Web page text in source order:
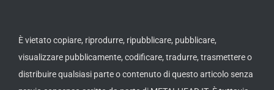
È vietato copiare, riprodurre, ripubblicare, pubblicare,
visualizzare pubblicamente, codificare, tradurre, trasmettere o
distribuire qualsiasi parte o contenuto di questo articolo senza